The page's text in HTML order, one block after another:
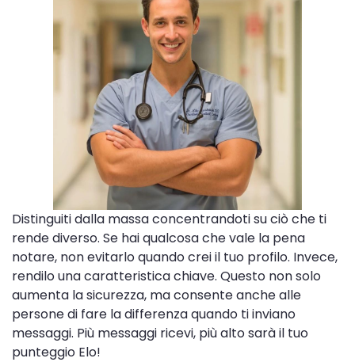
Distinguiti dalla massa concentrandoti su ciò che ti
rende diverso. Se hai qualcosa che vale la pena
notare, non evitarlo quando crei il tuo profilo. Invece,
rendilo una caratteristica chiave. Questo non solo
aumenta la sicurezza, ma consente anche alle
persone di fare la differenza quando ti inviano
messaggi. Più messaggi ricevi, più alto sarà il tuo
punteggio Elo!